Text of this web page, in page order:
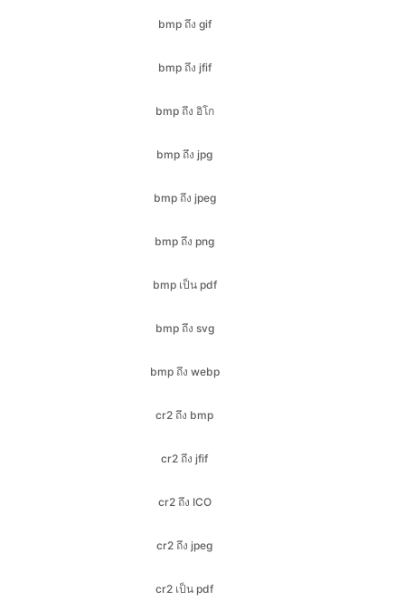
bmp ถึง อิโก
bmp ถึง jpg
bmp ถึง jpeg
bmp ถึง png
bmp เป็น pdf
bmp ถึง svg
bmp ถึง webp
cr2 ถึง bmp
cr2 ถึง jfif
cr2 ถึง ICO
cr2 ถึง jpeg
cr2 เป็น pdf
cr2 ถึง png
cr2 ถึง jpg